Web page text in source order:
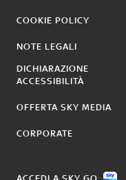
COOKIE POLICY
NOTE LEGALI
DICHIARAZIONE
ACCESSIBILITÀ
OFFERTA SKY MEDIA
CORPORATE